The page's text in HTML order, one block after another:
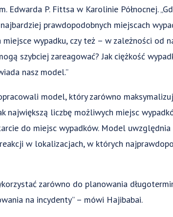
Edwarda P. Fittsa w Karolinie Północnej.
prawdopodobnych miejscach
wypadku, czy też – w zależności od
szybciej zareagować? Jak ciężkość
nasz model.”
model, który zarówno
największą liczbę możliwych miejsc
do miejsc wypadków. Model
w lokalizacjach, w których
zarówno do planowania
na incydenty” – mówi Hajibabai.